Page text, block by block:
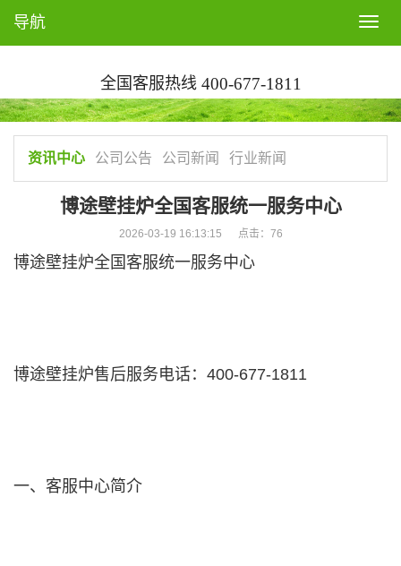
T
o
l
e
a
导航
全国客服热线 400-677-1811
资讯中心 公司公告 公司新闻 行业新闻
博途壁挂炉全国客服统一服务中心
2026-03-19 16:13:15 点击： 76
博途壁挂炉全国客服统一服务中心
博途壁挂炉售后服务电话：400-677-1811
一、客服中心简介